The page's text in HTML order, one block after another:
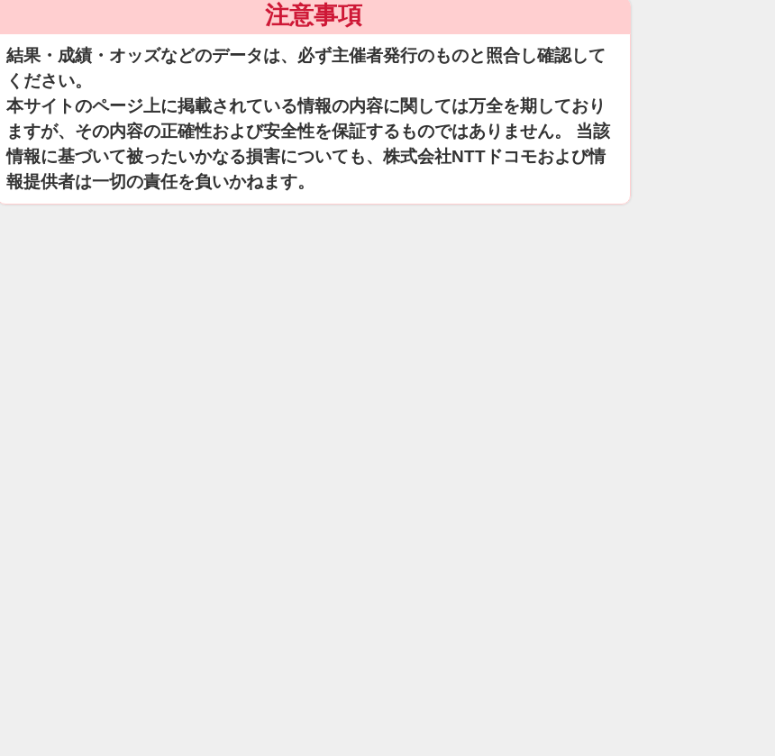
注意事項
結果・成績・オッズなどのデータは、必ず主催者発行のものと照合し確認して
ください。
本サイトのページ上に掲載されている情報の内容に関しては万全を期しており
ますが、その内容の正確性および安全性を保証するものではありません。 当該
情報に基づいて被ったいかなる損害についても、株式会社NTTドコモおよび情
報提供者は一切の責任を負いかねます。